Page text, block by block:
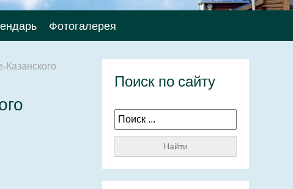
Фотогалерея
Поиск по сайту
Найти